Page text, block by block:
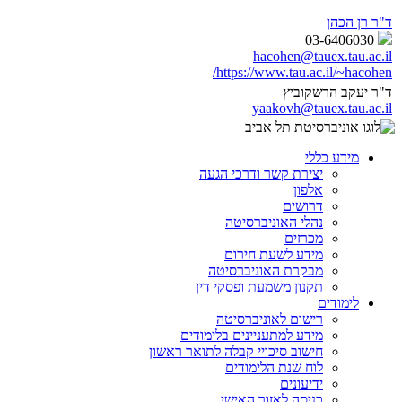
ד"ר רן הכהן
hacohen@tauex.tau.ac.il
https://www.tau.ac.il/~hacohen/
ד"ר יעקב הרשקוביץ
yaakovh@tauex.tau.ac.il
מידע כללי
יצירת קשר ודרכי הגעה
אלפון
דרושים
נהלי האוניברסיטה
מכרזים
מידע לשעת חירום
מבקרת האוניברסיטה
תקנון משמעת ופסקי דין
לימודים
רישום לאוניברסיטה
מידע למתעניינים בלימודים
חישוב סיכויי קבלה לתואר ראשון
לוח שנת הלימודים
ידיעונים